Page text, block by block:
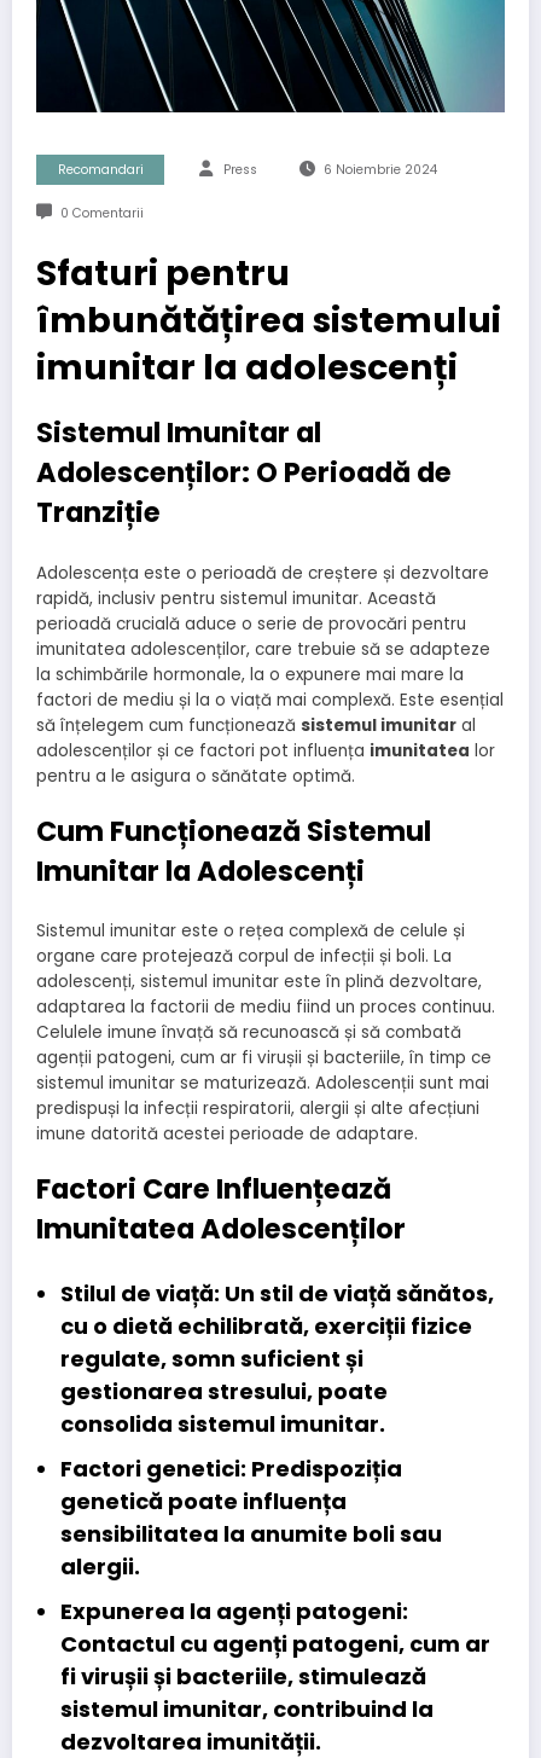
Recomandari Press 6 Noiembrie 2024
0 Comentarii
Sfaturi pentru
îmbunătățirea sistemului
imunitar la adolescenți
Sistemul Imunitar al
Adolescenților: O Perioadă de
Tranziție
Adolescența este o perioadă de creștere și dezvoltare
rapidă, inclusiv pentru sistemul imunitar. Această
perioadă crucială aduce o serie de provocări pentru
imunitatea adolescenților, care trebuie să se adapteze
la schimbările hormonale, la o expunere mai mare la
factori de mediu și la o viață mai complexă. Este esențial
să înțelegem cum funcționează sistemul imunitar al
adolescenților și ce factori pot influența imunitatea lor
pentru a le asigura o sănătate optimă.
Cum Funcționează Sistemul
Imunitar la Adolescenți
Sistemul imunitar este o rețea complexă de celule și
organe care protejează corpul de infecții și boli. La
adolescenți, sistemul imunitar este în plină dezvoltare,
adaptarea la factorii de mediu fiind un proces continuu.
Celulele imune învață să recunoască și să combată
agenții patogeni, cum ar fi virușii și bacteriile, în timp ce
sistemul imunitar se maturizează. Adolescenții sunt mai
predispuși la infecții respiratorii, alergii și alte afecțiuni
imune datorită acestei perioade de adaptare.
Factori Care Influențează
Imunitatea Adolescenților
Stilul de viață: Un stil de viață sănătos,
cu o dietă echilibrată, exerciții fizice
regulate, somn suficient și
gestionarea stresului, poate
consolida sistemul imunitar.
Factori genetici: Predispoziția
genetică poate influența
sensibilitatea la anumite boli sau
alergii.
Expunerea la agenți patogeni:
Contactul cu agenți patogeni, cum ar
fi virușii și bacteriile, stimulează
sistemul imunitar, contribuind la
dezvoltarea imunității.